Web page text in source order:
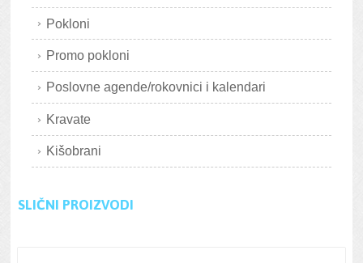
Pokloni
Promo pokloni
Poslovne agende/rokovnici i kalendari
Kravate
Kišobrani
SLIČNI PROIZVODI